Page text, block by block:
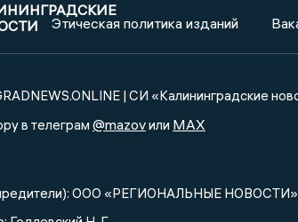
Этическая политика изданий
| СИ «Калининградские
в телеграм @mazovили MAX
ООО «РЕГИОНАЛЬНЫЕ НОВОСТИ»